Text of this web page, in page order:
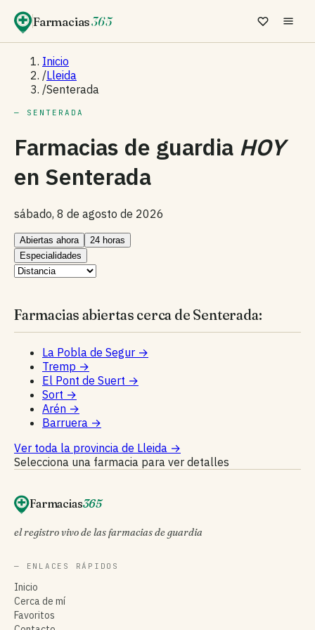
Farmacias365
Inicio
/Lleida
/Senterada
— SENTERADA
Farmacias de guardia HOY
en Senterada
sábado, 8 de agosto de 2026
Abiertas ahora
24 horas
Especialidades
Farmacias abiertas cerca de Senterada:
La Pobla de Segur →
Tremp →
El Pont de Suert →
Sort →
Arén →
Barruera →
Ver toda la provincia de Lleida →
Selecciona una farmacia para ver detalles
Farmacias365
el registro vivo de las farmacias de guardia
— ENLACES RÁPIDOS
Inicio
Cerca de mí
Favoritos